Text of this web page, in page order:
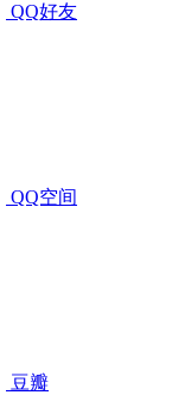
QQ好友
QQ空间
豆瓣